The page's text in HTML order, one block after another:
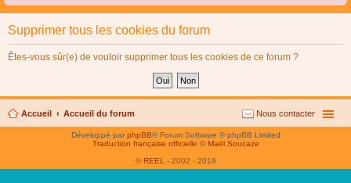
Supprimer tous les cookies du forum
Êtes-vous sûr(e) de vouloir supprimer tous les cookies de ce forum ?
Accueil Accueil du forum Nous contacter
Développé parphpBB® Forum Software © phpBB Limited
Traduction française officielle © Maël Soucaze
© REEL - 2002 - 2019